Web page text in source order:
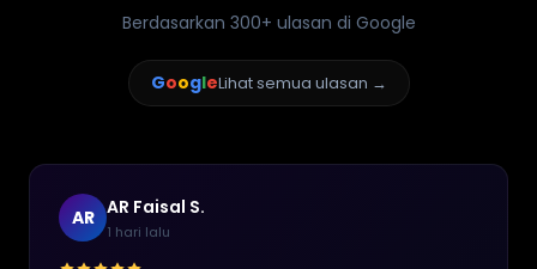
Berdasarkan 300+ ulasan di Google
GoogleLihat semua ulasan →
AR AR Faisal S.
1 hari lalu